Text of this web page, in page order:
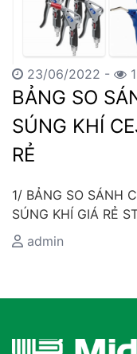
23/06/2022 -
BẢNG SO
SÚNG KHÍ
RẺ
1/ BẢNG SO SÁNH
SÚNG KHÍ GIÁ RẺ
admin